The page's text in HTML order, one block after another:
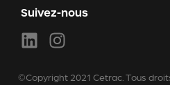
Suivez-nous
©Copyright 2021 Cetrac. Tous